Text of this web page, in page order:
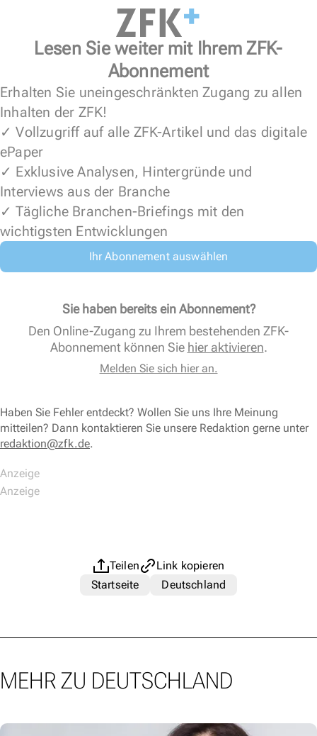
Lesen Sie weiter mit Ihrem ZFK-
Abonnement
Erhalten Sie uneingeschränkten Zugang zu allen
Inhalten der ZFK!
✓ Vollzugriff auf alle ZFK-Artikel und das digitale
ePaper
✓ Exklusive Analysen, Hintergründe und
Interviews aus der Branche
✓ Tägliche Branchen-Briefings mit den
wichtigsten Entwicklungen
Ihr Abonnement auswählen
Sie haben bereits ein Abonnement?
Den Online-Zugang zu Ihrem bestehenden ZFK-
Abonnement können Sie hier aktivieren.
Melden Sie sich hier an.
Haben Sie Fehler entdeckt? Wollen Sie uns Ihre Meinung
mitteilen? Dann kontaktieren Sie unsere Redaktion gerne unter
redaktion@zfk.de.
Teilen
Link kopieren
Startseite
Deutschland
MEHR ZU DEUTSCHLAND